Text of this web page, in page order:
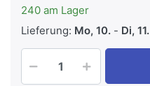
240 am Lager
Lieferung: Mo, 10. - Di,